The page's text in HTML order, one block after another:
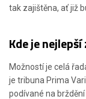
tak zajištěna, ať již
Kde je
Možností je celá
je tribuna Prima
podívané na